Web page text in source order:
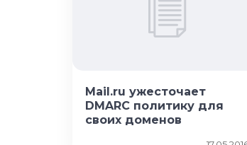
Mail.ru ужесточает
DMARC политику для
своих доменов